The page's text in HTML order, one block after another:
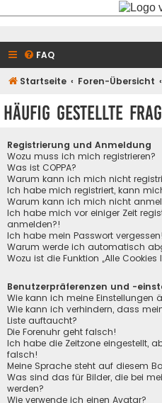
FAQ
Startseite Foren-Übersicht
Häufig gestellte
Registrierung und Anmeldung
Wozu muss ich mich registrieren?
Was ist COPPA?
Warum kann ich mich nicht
Ich habe mich registriert, kann
Warum kann ich mich nicht
Ich habe mich vor einiger Zeit
anmelden?!
Ich habe mein Passwort vergessen!
Warum werde ich automatisch
Wozu ist die Funktion „Alle Cookies
Benutzerpräferenzen und -
Wie kann ich meine Einstellungen
Wie kann ich verhindern, dass
Liste auftaucht?
Die Forenuhr geht falsch!
Ich habe die Zeitzone eingestellt,
falsch!
Meine Sprache steht auf diesem
Was sind das für Bilder, die bei
werden?
Wie verwende ich einen Avatar?